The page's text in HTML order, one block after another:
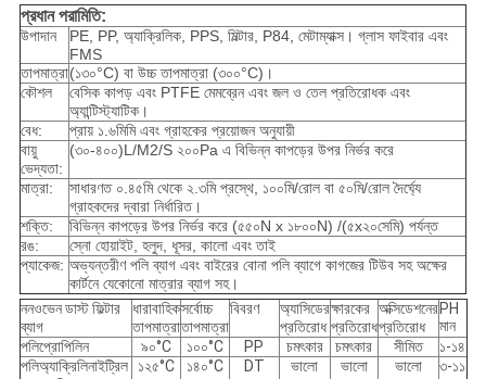
প্রধান পরামিতি:
উপাদান
PE, PP, অ্যাক্রিলিক, PPS, মিল্টার, P84, মেটাম্যাক্স। গ্লাস ফাইবার এবং
FMS
তাপমাত্রা(১৩০°C) বা উচ্চ তাপমাত্রা (৩০০°C)।
কৌশল
বেসিক কাপড় এবং PTFE মেমব্রেন এবং জল ও তেল প্রতিরোধক এবং
অ্যান্টিস্ট্যাটিক।
বেধ:
প্রায় ১.৬মিমি এবং গ্রাহকের প্রয়োজন অনুযায়ী
বায়ু
ভেদ্যতা:
(৩০-৪০০)L/M2/S ২০০Pa এ বিভিন্ন কাপড়ের উপর নির্ভর করে
মাত্রা:
সাধারণত ০.৪৫মি থেকে ২.৩মি প্রস্থে, ১০০মি/রোল বা ৫০মি/রোল দৈর্ঘ্যে
গ্রাহকদের দ্বারা নির্ধারিত।
শক্তি:
বিভিন্ন কাপড়ের উপর নির্ভর করে (৫৫০N x ১৮০০N) /(৫x২০সেমি) পর্যন্ত
রঙ:
স্নো হোয়াইট, হলুদ, ধূসর, কালো এবং তাই
প্যাকেজ: অভ্যন্তরীণ পলি ব্যাগ এবং বাইরের বোনা পলি ব্যাগে কাগজের টিউব সহ অক্ষের
কার্টনে যেকোনো মাত্রার ব্যাগ সহ।
ননওভেন ডাস্ট ফিল্টার
ব্যাগ
ধারাবাহিক
তাপমাত্রা
সর্বোচ্চ
তাপমাত্রা
বিবরণ
অ্যাসিডের
প্রতিরোধ
ক্ষারকের
প্রতিরোধ
অক্সিডেশনের
প্রতিরোধ
PH
মান
পলিপ্রোপিলিন
৯০°C ১০০°C PP চমৎকার চমৎকার সীমিত
১-১৪
পলিঅ্যাক্রিলিনাইট্রিল
১২৫°C ১৪০°C DT ভালো ভালো ভালো ৩-১১